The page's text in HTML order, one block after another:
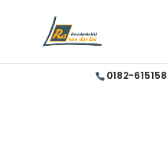
0182-615158